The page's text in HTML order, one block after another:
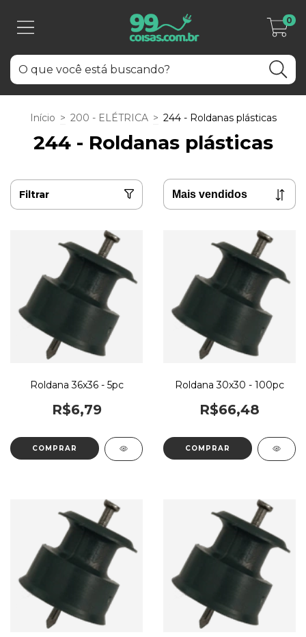
0
Início > 200 - ELÉTRICA > 244 - Roldanas plásticas
244 - Roldanas plásticas
Filtrar
Roldana 36x36 - 5pc
R$6,79
Roldana 30x30 - 100pc
R$66,48